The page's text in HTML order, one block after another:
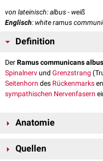
von lateinisch: albus - weiß
Englisch: white ramus
Definition
DerRamus communicans albus
Spinalnerv und Grenzstrang
Seitenhorn des Rückenmarks
sympathischen Nervenfasern
Anatomie
myelinisierte Fasern, die
Quellen